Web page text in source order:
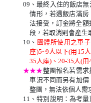
09、最終入住的飯店
情形，若遇飯店滿
法接受，訂金將全
段，若取消則會產生
10、 團體所使用之車
座)5~9人以下(用15
35人座)、20-35人(用
★★★整團報名若需
車況不同而另有加
整團，無法依個人需
11、特別說明：為考